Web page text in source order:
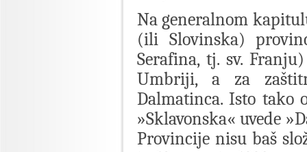
Na generalnom
(ili Slovinska)
Serafina, tj. sv.
Umbriji, a za
Dalmatinca. Isto tako
»Sklavonska« uvede
Provincije nisu baš